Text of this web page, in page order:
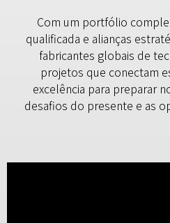
Com um portfólio
qualificada e alianças
fabricantes globais de
projetos que conectam
excelência para preparar
desafios do presente e as